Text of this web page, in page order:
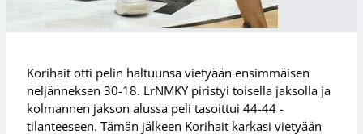
Korihait otti pelin haltuunsa vietyään ensimmäisen
neljänneksen 30-18. LrNMKY piristyi toisella jaksolla ja
kolmannen jakson alussa peli tasoittui 44-44 -
tilanteeseen. Tämän jälkeen Korihait karkasi vietyään